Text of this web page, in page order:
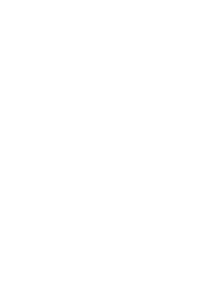
级步